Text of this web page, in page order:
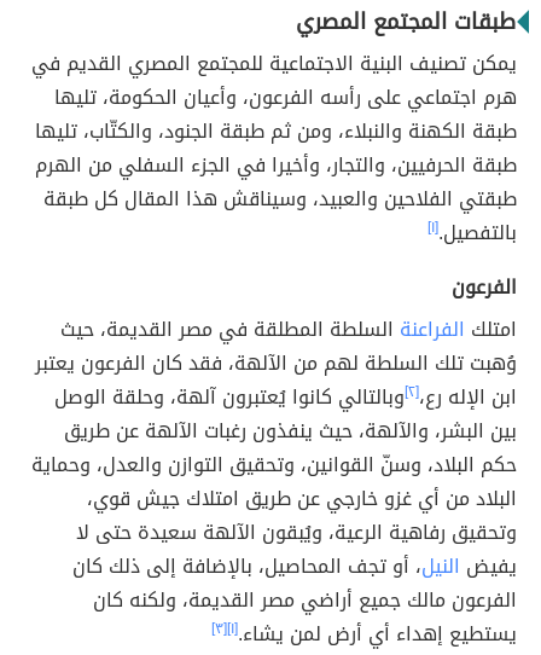
طبقات المجتمع المصري
يمكن تصنيف البنية الاجتماعية للمجتمع المصري القديم في
هرم اجتماعي على رأسه الفرعون، وأعيان الحكومة، تليها
طبقة الكهنة والنبلاء، ومن ثم طبقة الجنود، والكتّاب، تليها
طبقة الحرفيين، والتجار، وأخيرا في الجزء السفلي من الهرم
طبقتي الفلاحين والعبيد، وسيناقش هذا المقال كل طبقة
بالتفصيل.[١]
الفرعون
امتلك الفراعنة السلطة المطلقة في مصر القديمة، حيث
وُهبت تلك السلطة لهم من الآلهة، فقد كان الفرعون يعتبر
ابن الإله رع،[٢] وبالتالي كانوا يُعتبرون آلهة، وحلقة الوصل
بين البشر، والآلهة، حيث ينفذون رغبات الآلهة عن طريق
حكم البلاد، وسنّ القوانين، وتحقيق التوازن والعدل، وحماية
البلاد من أي غزو خارجي عن طريق امتلاك جيش قوي،
وتحقيق رفاهية الرعية، ويُبقون الآلهة سعيدة حتى لا
يفيض النيل، أو تجف المحاصيل، بالإضافة إلى ذلك كان
الفرعون مالك جميع أراضي مصر القديمة، ولكنه كان
يستطيع إهداء أي أرض لمن يشاء.[١] [٣]